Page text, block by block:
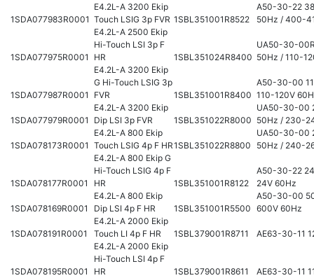
1SDA077983R0001
E4.2L-A 3200 Ekip
Touch LSIG 3p FVR 1SBL351001R8522
A50-30-22
50Hz / 400-
1SDA077975R0001
E4.2L-A 2500 Ekip
Hi-Touch LSI 3p F
HR
1SBL351024R8400
UA50-30-
50Hz / 110-
1SDA077987R0001
E4.2L-A 3200 Ekip
G Hi-Touch LSIG 3p
FVR
1SBL351001R8400
A50-30-00
110-120V
1SDA077979R0001
E4.2L-A 3200 Ekip
Dip LSI 3p FVR
1SBL351022R8000
UA50-30-00
50Hz / 230-
1SDA078173R0001
E4.2L-A 800 Ekip
Touch LSIG 4p F HR1SBL351022R8800
UA50-30-00
50Hz / 240-
1SDA078177R0001
E4.2L-A 800 Ekip G
Hi-Touch LSIG 4p F
HR
1SBL351001R8122
A50-30-22
24V 60Hz
1SDA078169R0001
E4.2L-A 800 Ekip
Dip LSI 4p F HR
1SBL351001R5500
A50-30-00
600V 60Hz
1SDA078191R0001
E4.2L-A 2000 Ekip
Touch LI 4p F HR
1SBL379001R8711 AE63-30-11
1SDA078195R0001
E4.2L-A 2000 Ekip
Hi-Touch LSI 4p F
HR
1SBL379001R8611 AE63-30-11